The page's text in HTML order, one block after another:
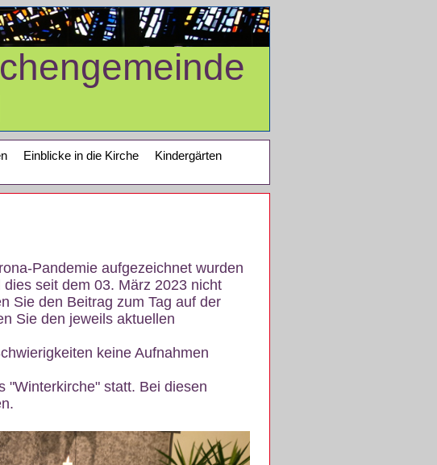
Einblicke in die Kirche
Kindergärten
Pandemie aufgezeichnet wurden
seit dem 03. März 2023 nicht
Sie den Beitrag zum Tag auf der
Sie den jeweils aktuellen
keine Aufnahmen
"Winterkirche" statt. Bei diesen